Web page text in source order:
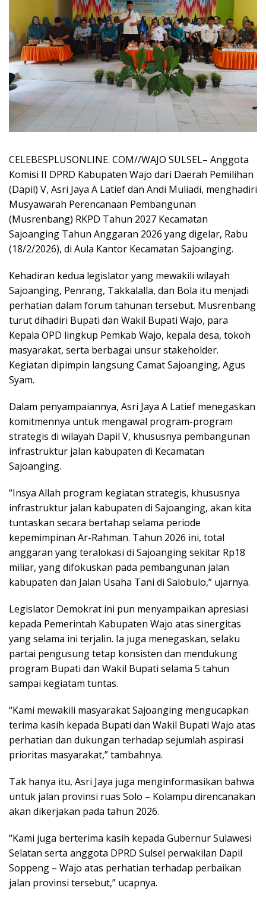
CELEBESPLUSONLINE. COM//WAJO SULSEL– Anggota
Komisi II DPRD Kabupaten Wajo dari Daerah Pemilihan
(Dapil) V, Asri Jaya A Latief dan Andi Muliadi, menghadiri
Musyawarah Perencanaan Pembangunan
(Musrenbang) RKPD Tahun 2027 Kecamatan
Sajoanging Tahun Anggaran 2026 yang digelar, Rabu
(18/2/2026), di Aula Kantor Kecamatan Sajoanging.
Kehadiran kedua legislator yang mewakili wilayah
Sajoanging, Penrang, Takkalalla, dan Bola itu menjadi
perhatian dalam forum tahunan tersebut. Musrenbang
turut dihadiri Bupati dan Wakil Bupati Wajo, para
Kepala OPD lingkup Pemkab Wajo, kepala desa, tokoh
masyarakat, serta berbagai unsur stakeholder.
Kegiatan dipimpin langsung Camat Sajoanging, Agus
Syam.
Dalam penyampaiannya, Asri Jaya A Latief menegaskan
komitmennya untuk mengawal program-program
strategis di wilayah Dapil V, khususnya pembangunan
infrastruktur jalan kabupaten di Kecamatan
Sajoanging.
“Insya Allah program kegiatan strategis, khususnya
infrastruktur jalan kabupaten di Sajoanging, akan kita
tuntaskan secara bertahap selama periode
kepemimpinan Ar-Rahman. Tahun 2026 ini, total
anggaran yang teralokasi di Sajoanging sekitar Rp18
miliar, yang difokuskan pada pembangunan jalan
kabupaten dan Jalan Usaha Tani di Salobulo,” ujarnya.
Legislator Demokrat ini pun menyampaikan apresiasi
kepada Pemerintah Kabupaten Wajo atas sinergitas
yang selama ini terjalin. Ia juga menegaskan, selaku
partai pengusung tetap konsisten dan mendukung
program Bupati dan Wakil Bupati selama 5 tahun
sampai kegiatam tuntas.
“Kami mewakili masyarakat Sajoanging mengucapkan
terima kasih kepada Bupati dan Wakil Bupati Wajo atas
perhatian dan dukungan terhadap sejumlah aspirasi
prioritas masyarakat,” tambahnya.
Tak hanya itu, Asri Jaya juga menginformasikan bahwa
untuk jalan provinsi ruas Solo – Kolampu direncanakan
akan dikerjakan pada tahun 2026.
“Kami juga berterima kasih kepada Gubernur Sulawesi
Selatan serta anggota DPRD Sulsel perwakilan Dapil
Soppeng – Wajo atas perhatian terhadap perbaikan
jalan provinsi tersebut,” ucapnya.